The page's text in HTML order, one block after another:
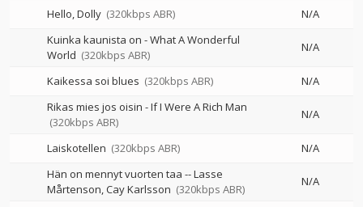
Hello, Dolly (320kbps ABR)
N/A
Kuinka kaunista on - What A Wonderful
World (320kbps ABR)
N/A
Kaikessa soi blues (320kbps ABR)
N/A
Rikas mies jos oisin - If I Were A Rich Man
(320kbps ABR)
N/A
Laiskotellen (320kbps ABR)
N/A
Hän on mennyt vuorten taa --Lasse
Mårtenson Cay Karlsson (320kbps ABR)
N/A